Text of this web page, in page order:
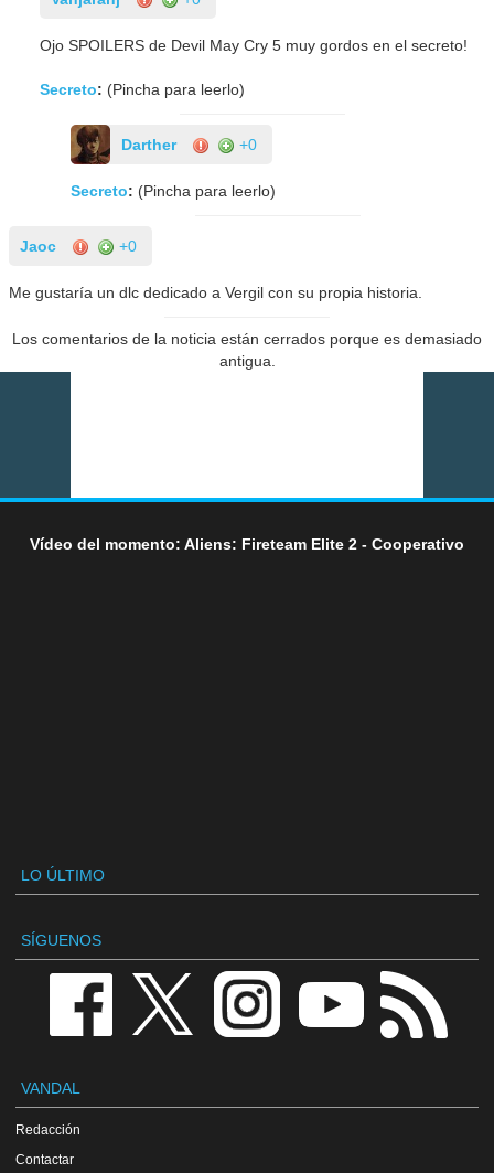
Ojo SPOILERS de Devil May Cry 5 muy gordos en el secreto!
Secreto: (Pincha para leerlo)
Darther +0
Secreto: (Pincha para leerlo)
Jaoc +0
Me gustaría un dlc dedicado a Vergil con su propia historia.
Los comentarios de la noticia están cerrados porque es demasiado
antigua.
Vídeo del momento: Aliens: Fireteam Elite 2 - Cooperativo
LO ÚLTIMO
SÍGUENOS
VANDAL
Redacción
Contactar